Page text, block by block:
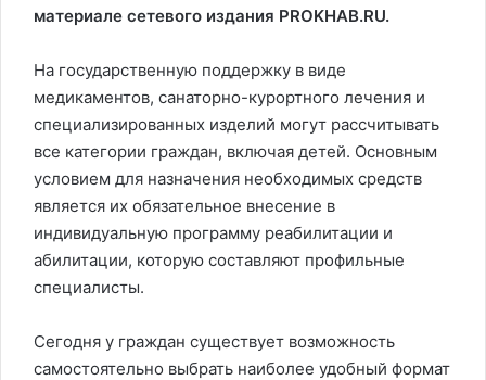
материале сетевого издания PROKHAB.RU.
На государственную поддержку в виде
медикаментов, санаторно-курортного лечения и
специализированных изделий могут рассчитывать
все категории граждан, включая детей. Основным
условием для назначения необходимых средств
является их обязательное внесение в
индивидуальную программу реабилитации и
абилитации, которую составляют профильные
специалисты.
Сегодня у граждан существует возможность
самостоятельно выбрать наиболее удобный формат